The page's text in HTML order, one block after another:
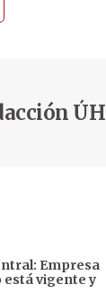
ÚH
Empresa
está vigente y